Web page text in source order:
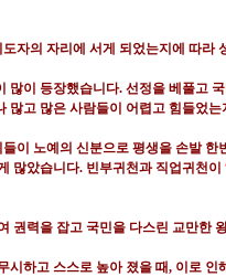
자의 자리에 서게 되었는지에 따라
많이 등장했습니다. 선정을 베풀고
많고 많은 사람들이 어렵고 힘들었
이 노예의 신분으로 평생을 손발
많았습니다. 빈부귀천과 직업귀천이
권력을 잡고 국민을 다스린 교만한
시하고 스스로 높아 졌을 때, 이로 인